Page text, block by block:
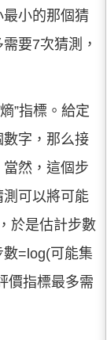
小的那個猜
要7次猜測，
”指標。給定
字，那么接
當然，這個步
可以將可能
於是估計步數
=log(可能集
價指標最多需